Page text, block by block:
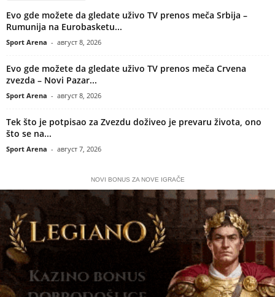
Evo gde možete da gledate uživo TV prenos meča Srbija –
Rumunija na Eurobasketu...
Sport Arena - август 8, 2026
Evo gde možete da gledate uživo TV prenos meča Crvena
zvezda – Novi Pazar...
Sport Arena - август 8, 2026
Tek što je potpisao za Zvezdu doživeo je prevaru života, ono
što se na...
Sport Arena - август 7, 2026
NOVI BONUS ZA NOVE IGRAČE